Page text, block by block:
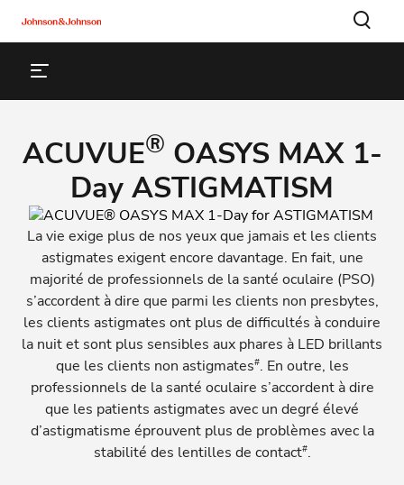
ACUVUE® OASYS MAX 1-
Day ASTIGMATISM
La vie exige plus de nos yeux que jamais et les clients
astigmates exigent encore davantage. En fait, une
majorité de professionnels de la santé oculaire (PSO)
s’accordent à dire que parmi les clients non presbytes,
les clients astigmates ont plus de difficultés à conduire
la nuit et sont plus sensibles aux phares à LED brillants
que les clients non astigmates#. En outre, les
professionnels de la santé oculaire s’accordent à dire
que les patients astigmates avec un degré élevé
d’astigmatisme éprouvent plus de problèmes avec la
stabilité des lentilles de contact#.